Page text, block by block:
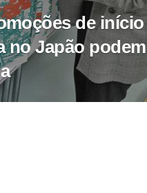
de início
no Japão podem